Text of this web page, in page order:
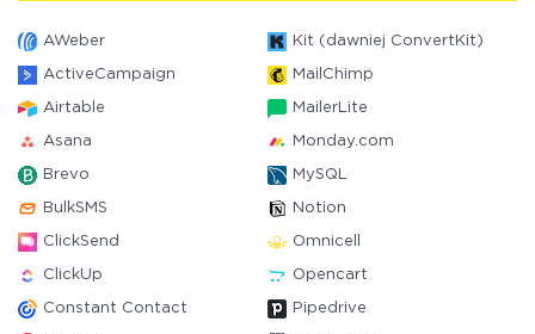
AWeber Kit (dawniej ConvertKit)
ActiveCampaign MailChimp
Airtable MailerLite
Asana Monday.com
Brevo MySQL
BulkSMS Notion
ClickSend Omnicell
ClickUp Opencart
Constant Contact Pipedrive